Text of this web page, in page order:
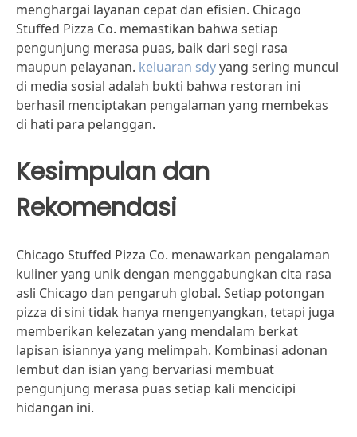
menghargai layanan cepat dan efisien. Chicago
Stuffed Pizza Co. memastikan bahwa setiap
pengunjung merasa puas, baik dari segi rasa
maupun pelayanan. keluaran sdyyang sering muncul
di media sosial adalah bukti bahwa restoran ini
berhasil menciptakan pengalaman yang membekas
di hati para pelanggan.
Kesimpulan dan
Rekomendasi
Chicago Stuffed Pizza Co. menawarkan pengalaman
kuliner yang unik dengan menggabungkan cita rasa
asli Chicago dan pengaruh global. Setiap potongan
pizza di sini tidak hanya mengenyangkan, tetapi juga
memberikan kelezatan yang mendalam berkat
lapisan isiannya yang melimpah. Kombinasi adonan
lembut dan isian yang bervariasi membuat
pengunjung merasa puas setiap kali mencicipi
hidangan ini.